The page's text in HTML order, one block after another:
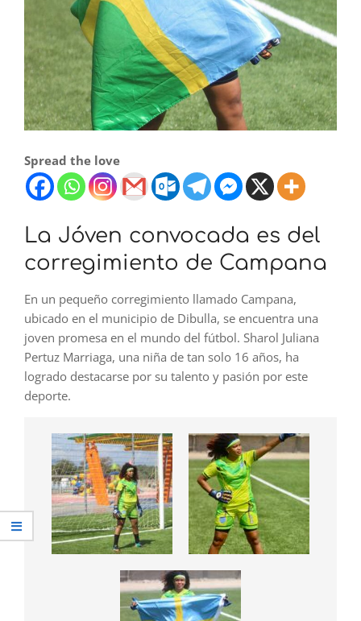
Spread the love
La Jóven convocada es del
corregimiento de Campana
En un pequeño corregimiento llamado Campana,
ubicado en el municipio de Dibulla, se encuentra una
joven promesa en el mundo del fútbol. Sharol Juliana
Pertuz Marriaga, una niña de tan solo 16 años, ha
logrado destacarse por su talento y pasión por este
deporte.